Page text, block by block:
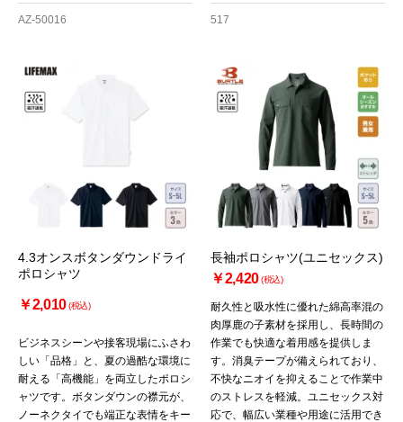
AZ-50016 517
4.3オンスボタンダウンドライ
ポロシャツ
￥2,010(税込)
ビジネスシーンや接客現場にふさわ
しい「品格」と、夏の過酷な環境に
耐える「高機能」を両立したポロシ
ャツです。ボタンダウンの襟元が、
ノーネクタイでも端正な表情をキー
長袖ポロシャツ(ユニセックス)
￥2,420(税込)
耐久性と吸水性に優れた綿高率混の
肉厚鹿の子素材を採用し、長時間の
作業でも快適な着用感を提供しま
す。消臭テープが備えられており、
不快なニオイを抑えることで作業中
のストレスを軽減。ユニセックス対
応で、幅広い業種や用途に活用でき